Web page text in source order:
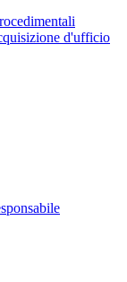
d'ufficio